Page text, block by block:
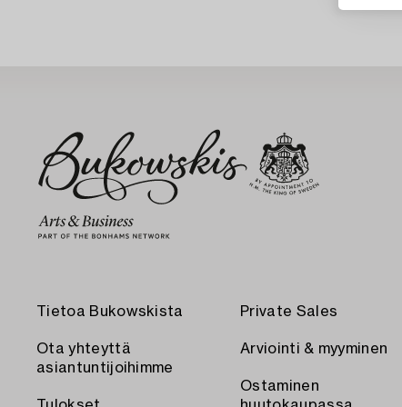
Tietoa Bukowskista
Ota yhteyttä
asiantuntijoihimme
Private Sales
Arviointi & myyminen
Ostaminen